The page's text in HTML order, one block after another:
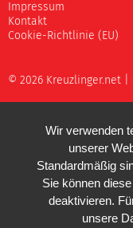
Impressum
Kontakt
Cookie-Richtlinie (EU)
© 2026 Kreuzlinger.net |
Wir verwenden
unserer
Standardmäßig
Sie können
deaktivieren.
unsere